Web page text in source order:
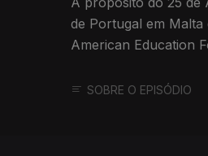
de Portugal em Malta
American Education
SOBRE O EPISÓDIO